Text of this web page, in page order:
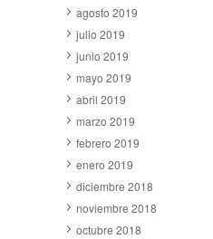
agosto 2019
julio 2019
junio 2019
mayo 2019
abril 2019
marzo 2019
febrero 2019
enero 2019
diciembre 2018
noviembre 2018
octubre 2018